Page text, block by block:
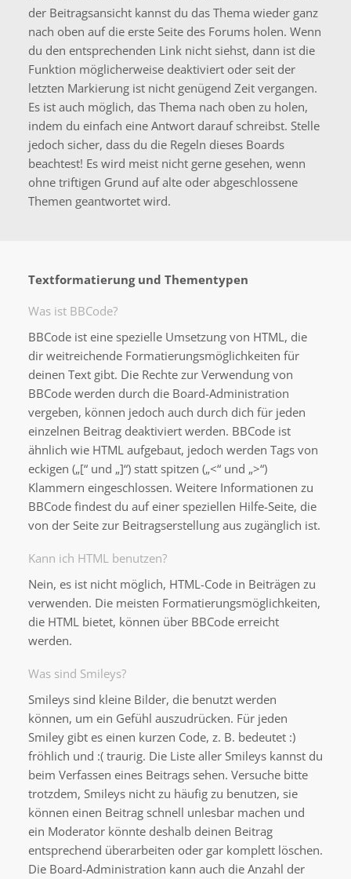
der Beitragsansicht kannst du das Thema wieder ganz
nach oben auf die erste Seite des Forums holen. Wenn
du den entsprechenden Link nicht siehst, dann ist die
Funktion möglicherweise deaktiviert oder seit der
letzten Markierung ist nicht genügend Zeit vergangen.
Es ist auch möglich, das Thema nach oben zu holen,
indem du einfach eine Antwort darauf schreibst. Stelle
jedoch sicher, dass du die Regeln dieses Boards
beachtest! Es wird meist nicht gerne gesehen, wenn
ohne triftigen Grund auf alte oder abgeschlossene
Themen geantwortet wird.
Textformatierung und Thementypen
Was ist BBCode?
BBCode ist eine spezielle Umsetzung von HTML, die
dir weitreichende Formatierungsmöglichkeiten für
deinen Text gibt. Die Rechte zur Verwendung von
BBCode werden durch die Board-Administration
vergeben, können jedoch auch durch dich für jeden
einzelnen Beitrag deaktiviert werden. BBCode ist
ähnlich wie HTML aufgebaut, jedoch werden Tags von
eckigen („[“ und „]“) statt spitzen („<“ und „>“)
Klammern eingeschlossen. Weitere Informationen zu
BBCode findest du auf einer speziellen Hilfe-Seite, die
von der Seite zur Beitragserstellung aus zugänglich ist.
Kann ich HTML benutzen?
Nein, es ist nicht möglich, HTML-Code in Beiträgen zu
verwenden. Die meisten Formatierungsmöglichkeiten,
die HTML bietet, können über BBCode erreicht
werden.
Was sind Smileys?
Smileys sind kleine Bilder, die benutzt werden
können, um ein Gefühl auszudrücken. Für jeden
Smiley gibt es einen kurzen Code, z. B. bedeutet :)
fröhlich und :( traurig. Die Liste aller Smileys kannst du
beim Verfassen eines Beitrags sehen. Versuche bitte
trotzdem, Smileys nicht zu häufig zu benutzen, sie
können einen Beitrag schnell unlesbar machen und
ein Moderator könnte deshalb deinen Beitrag
entsprechend überarbeiten oder gar komplett löschen.
Die Board-Administration kann auch die Anzahl der